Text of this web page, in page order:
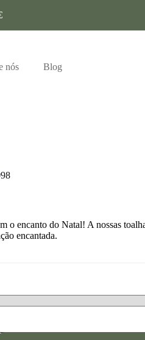
nós Blog
o encanto do Natal! A nossas
encantada.